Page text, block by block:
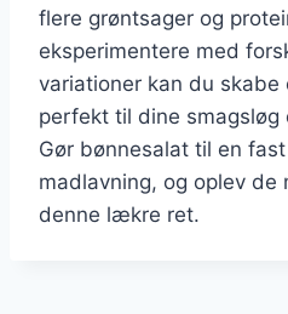
flere grøntsager og
eksperimentere med
variationer kan du skabe
perfekt til dine
Gør bønnesalat til en
madlavning, og oplev de
denne lækre ret.